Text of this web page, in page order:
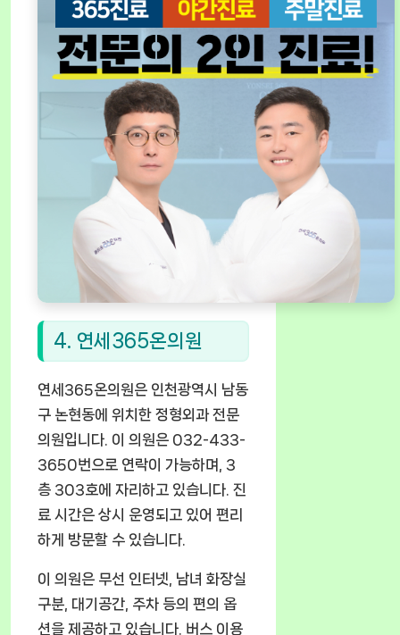
4. 연세365온의원
연세365온의원은 인천광역시 남동
구 논현동에 위치한 정형외과 전문
의원입니다. 이 의원은 032-433-
3650번으로 연락이 가능하며, 3
층 303호에 자리하고 있습니다. 진
료 시간은 상시 운영되고 있어 편리
하게 방문할 수 있습니다.
이 의원은 무선 인터넷, 남녀 화장실
구분, 대기공간, 주차 등의 편의 옵
션을 제공하고 있습니다. 버스 이용